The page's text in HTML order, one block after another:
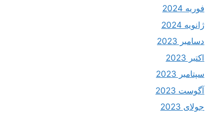
فوریه 2024
ژانویه 2024
دسامبر 2023
اکتبر 2023
سپتامبر 2023
آگوست 2023
جولای 2023